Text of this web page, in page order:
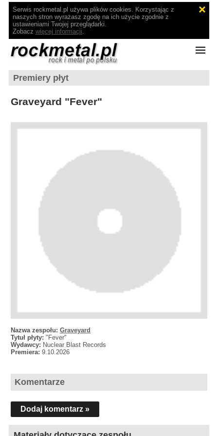
Serwis rockmetal.pl używa plików cookies. Korzystając z
naszych stron wyrażasz zgodę na ich użycie zgodnie z
ustawieniami Twojej przeglądarki.
Zobacz więcej informacji.
Premiery płyt
Graveyard "Fever"
Nazwa zespołu: Graveyard
Tytuł płyty: "Fever"
Wydawcy: Nuclear Blast Records
Premiera: 9.10.2026
Komentarze
Dodaj komentarz »